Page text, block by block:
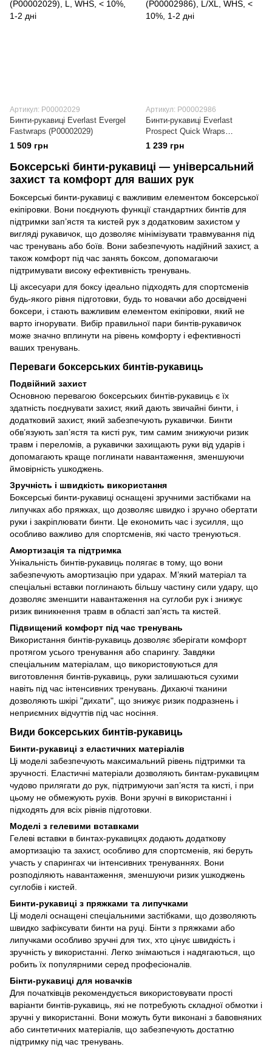
Артикул: P00002029
Бинти-рукавиці Everlast Evergel
Fastwraps (P00002029)
1 509 грн
Артикул: P00002986
Бинти-рукавиці Everlast
Prospect Quick Wraps
(P00002986)
1 239 грн
Боксерські бинти-рукавиці — універсальний
захист та комфорт для ваших рук
Боксерські бинти-рукавиці є важливим елементом боксерської
екіпіровки. Вони поєднують функції стандартних бинтів для
підтримки зап’ястя та кистей рук з додатковим захистом у
вигляді рукавичок, що дозволяє мінімізувати травмування під
час тренувань або боїв. Вони забезпечують надійний захист, а
також комфорт під час занять боксом, допомагаючи
підтримувати високу ефективність тренувань.
Ці аксесуари для боксу ідеально підходять для спортсменів
будь-якого рівня підготовки, будь то новачки або досвідчені
боксери, і стають важливим елементом екіпіровки, який не
варто ігнорувати. Вибір правильної пари бинтів-рукавичок
може значно вплинути на рівень комфорту і ефективності
ваших тренувань.
Переваги боксерських бинтів-рукавиць
Подвійний захист
Основною перевагою боксерських бинтів-рукавиць є їх
здатність поєднувати захист, який дають звичайні бинти, і
додатковий захист, який забезпечують рукавички. Бинти
обв’язують зап’ястя та кисті рук, тим самим знижуючи ризик
травм і переломів, а рукавички захищають руки від ударів і
допомагають краще поглинати навантаження, зменшуючи
ймовірність ушкоджень.
Зручність і швидкість використання
Боксерські бинти-рукавиці оснащені зручними застібками на
липучках або пряжках, що дозволяє швидко і зручно обертати
руки і закріплювати бинти. Це економить час і зусилля, що
особливо важливо для спортсменів, які часто тренуються.
Амортизація та підтримка
Унікальність бинтів-рукавиць полягає в тому, що вони
забезпечують амортизацію при ударах. М’який матеріал та
спеціальні вставки поглинають більшу частину сили удару, що
дозволяє зменшити навантаження на суглоби рук і знижує
ризик виникнення травм в області зап’ясть та кистей.
Підвищений комфорт під час тренувань
Використання бинтів-рукавиць дозволяє зберігати комфорт
протягом усього тренування або спарингу. Завдяки
спеціальним матеріалам, що використовуються для
виготовлення бинтів-рукавиць, руки залишаються сухими
навіть під час інтенсивних тренувань. Дихаючі тканини
дозволяють шкірі "дихати", що знижує ризик подразнень і
неприємних відчуттів під час носіння.
Види боксерських бинтів-рукавиць
Бинти-рукавиці з еластичних матеріалів
Ці моделі забезпечують максимальний рівень підтримки та
зручності. Еластичні матеріали дозволяють бинтам-рукавицям
чудово прилягати до рук, підтримуючи зап’ястя та кисті, і при
цьому не обмежують рухів. Вони зручні в використанні і
підходять для всіх рівнів підготовки.
Моделі з гелевими вставками
Гелеві вставки в бинтах-рукавицях додають додаткову
амортизацію та захист, особливо для спортсменів, які беруть
участь у спарингах чи інтенсивних тренуваннях. Вони
розподіляють навантаження, зменшуючи ризик ушкоджень
суглобів і кистей.
Бинти-рукавиці з пряжками та липучками
Ці моделі оснащені спеціальними застібками, що дозволяють
швидко зафіксувати бинти на руці. Бінти з пряжками або
липучками особливо зручні для тих, хто цінує швидкість і
зручність у використанні. Легко знімаються і надягаються, що
робить їх популярними серед професіоналів.
Бінти-рукавиці для новачків
Для початківців рекомендується використовувати прості
варіанти бинтів-рукавиць, які не потребують складної обмотки і
зручні у використанні. Вони можуть бути виконані з бавовняних
або синтетичних матеріалів, що забезпечують достатню
підтримку під час тренувань.